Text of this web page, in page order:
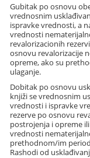
Gubitak po osnovu
vrednosnim
ispravke vrednosti, a
vrednosti
revalorizacionih
osnovu revalorizacije
opreme, ako su
ulaganje.
Dobitak po osnovu
knjiži se vrednosnim
vrednosti i ispravke
rezerve po osnovu
postrojenja i opreme
vrednosti
prethodnom/im
Rashodi od